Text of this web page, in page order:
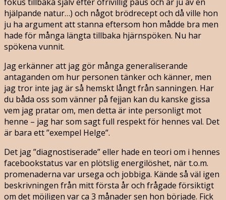
hjälpande natur…) och något brödrecept och då ville hon
ju ha argument att stanna eftersom hon mådde bra men
hade för många längta tillbaka hjärnspöken. Nu har
spökena vunnit.
Jag erkänner att jag gör många generaliserande
antaganden om hur personen tänker och känner, men
jag tror inte jag är så hemskt långt från sanningen. Har
du båda oss som vänner på fejjan kan du kanske gissa
vem jag pratar om, men detta är inte personligt mot
henne – jag har som sagt full respekt för hennes val. Det
är bara ett ”exempel Helge”.
Det jag ”diagnostiserade” eller hade en teori om i hennes
facebookstatus var en plötslig energilöshet, när t.o.m.
promenaderna var ursega och jobbiga. Kände så väl igen
beskrivningen från mitt första år och frågade försiktigt
om det möjligen var ca 3 månader sen hon började. Fick